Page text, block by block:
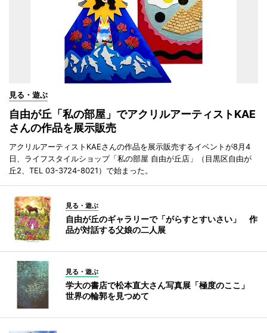
見る・遊ぶ
自由が丘「私の部屋」でアクリルアーティストKAE
さんの作品を展示販売
アクリルアーティストKAEさんの作品を展示販売するイベントが8月4
日、ライフスタイルショップ「私の部屋 自由が丘店」（目黒区自由が
丘2、TEL 03-3724-8021）で始まった。
見る・遊ぶ
自由が丘のギャラリーで「がらすとすいさい」 作
品が対話する父娘の二人展
見る・遊ぶ
学大の書店で松本直大さん写真展「極度のここ」
世界の輪郭を見つめて